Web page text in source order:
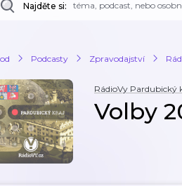
Najděte si:
Podcasty Zpravodajství
RádioVy Pardubický
Volby